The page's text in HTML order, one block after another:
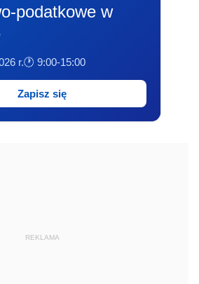
podatkowe w
r.🕐 9:00-15:00
Zapisz się
REKLAMA